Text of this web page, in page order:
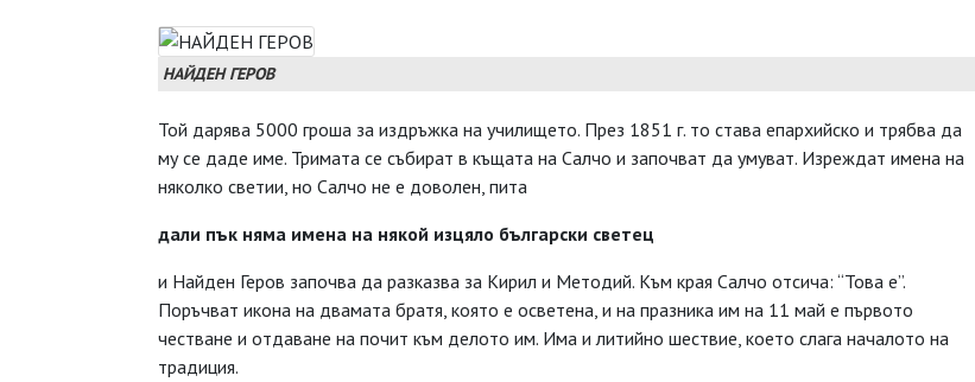
НАЙДЕН ГЕРОВ
Той дарява 5000 гроша за издръжка на училището. През 1851 г. то става епархийско и трябва да
му се даде име. Тримата се събират в къщата на Салчо и започват да умуват. Изреждат имена на
няколко светии, но Салчо не е доволен, пита
дали пък няма имена на някой изцяло български светец
и Найден Геров започва да разказва за Кирил и Методий. Към края Салчо отсича: “Това е”.
Поръчват икона на двамата братя, която е осветена, и на празника им на 11 май е първото
честване и отдаване на почит към делото им. Има и литийно шествие, което слага началото на
традиция.